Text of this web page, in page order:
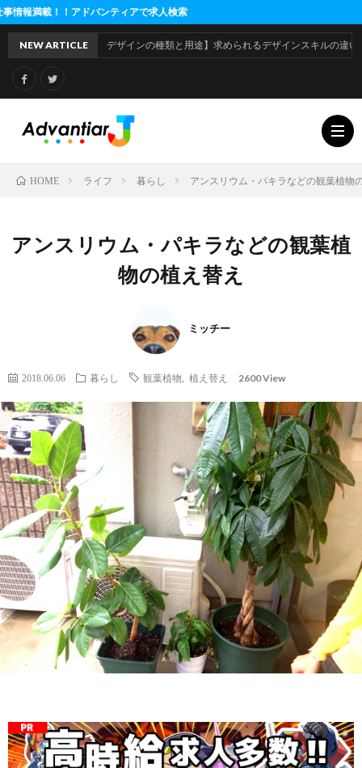
バンティアで求人検索
NEW ARTICLE
【デザインの種類と用途】求められるデザインスキルの違いとは
HOME ライフ 暮らし アンスリウム・パキラなどの観葉植物
アンスリウム・パキラなどの観葉植
物の植え替え
ミッチー
2018.06.06 暮らし 観葉植物 植え替え 2600 View